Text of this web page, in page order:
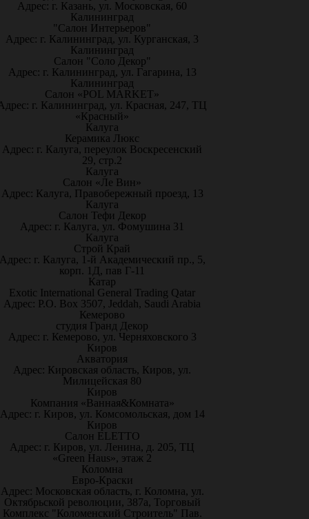
Адрес: г. Казань, ул. Московская, 60
Калининград
"Салон Интерьеров"
Адрес: г. Калининград, ул. Курганская, 3
Калининград
Салон "Соло Декор"
Адрес: г. Калининград, ул. Гагарина, 13
Калининград
Салон «POL MARKET»
г. Калининград, ул. Красная, 247, ТЦ
«Красный»
Калуга
Керамика Люкс
Адрес: г. Калуга, переулок Воскресенский
29, стр.2
Калуга
Салон «Ле Вин»
Адрес: Калуга, Правобережный проезд, 13
Калуга
Салон Тефи Декор
Адрес: г. Калуга, ул. Фомушина 31
Калуга
Строй Край
г. Калуга, 1-й Академический пр., 5,
корп. 1Д, пав Г-11
Катар
Exotic International General Trading Qatar
Адрес: P.O. Box 3507, Jeddah, Saudi Arabia
Кемерово
студия Гранд Декор
Адрес: г. Кемерово, ул. Черняховского 3
Киров
Акватория
Адрес: Кировская область, Киров, ул.
Милицейская 80
Киров
Компания «Ванная&Комната»
Адрес: г. Киров, ул. Комсомольская, дом 14
Киров
Салон ELETTO
Адрес: г. Киров, ул. Ленина, д. 205, ТЦ
«Green Haus», этаж 2
Коломна
Евро-Краски
Адрес: Московская область, г. Коломна, ул.
Октябрьской революции, 387а, Торговый
Комплекс "Коломенский Строитель" Пав.